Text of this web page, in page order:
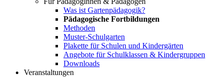
Was ist Gartenpädagogik?
Pädagogische Fortbildungen
Methoden
Muster-Schulgarten
Plakette für Schulen und Kindergärten
Angebote für Schulklassen & Kindergruppen
Downloads
Veranstaltungen